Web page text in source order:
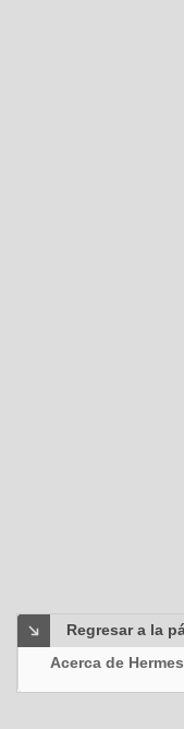
Regresar a la
Acerca de